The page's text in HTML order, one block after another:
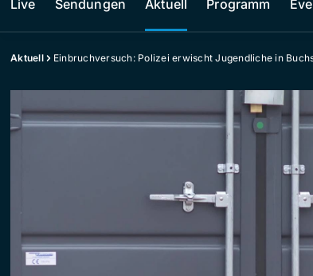
Live Sendungen Aktuell Programm
Aktuell Einbruchversuch: Polizei erwischt Jugendliche in